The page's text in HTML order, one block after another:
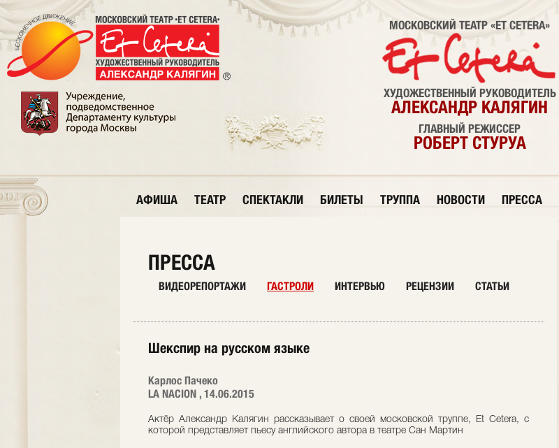
МОСКОВСКИЙ ТЕАТР «ET CETERA»
ХУДОЖЕСТВЕННЫЙ РУКОВОДИТЕЛЬ
АЛЕКСАНДР КАЛЯГИН
ГЛАВНЫЙ РЕЖИССЕР
РОБЕРТ СТУРУА
АФИША ТЕАТР СПЕКТАКЛИ БИЛЕТЫ ТРУППА НОВОСТИ ПРЕССА
ПРЕССА
ВИДЕОРЕПОРТАЖИ ГАСТРОЛИ ИНТЕРВЬЮ РЕЦЕНЗИИ СТАТЬИ
Шекспир на русском языке
Карлос Пачеко
LA NACION , 14.06.2015
Актёр Александр Калягин рассказывает о своей московской труппе, Et Cetera, с
которой представляет пьесу английского автора в театре Сан Мартин